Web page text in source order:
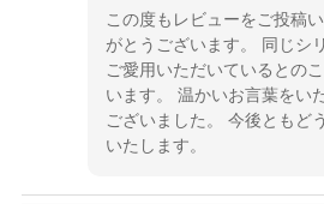
この度もレビューをご投稿
がとうございます。 同じシ
ご愛用いただいているとの
います。 温かいお言葉をい
ございました。 今後ともど
いたします。